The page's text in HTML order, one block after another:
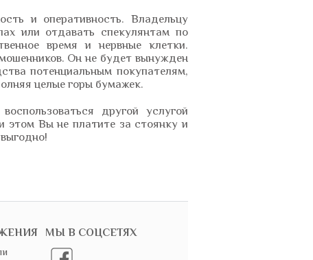
и оперативность. Владельцу
или отдавать спекулянтам по
время и нервные клетки.
Он не будет вынужден
потенциальным покупателям,
целые горы бумажек.
другой услугой
этом Вы не платите за стоянку и
МЫ В СОЦСЕТЯХ